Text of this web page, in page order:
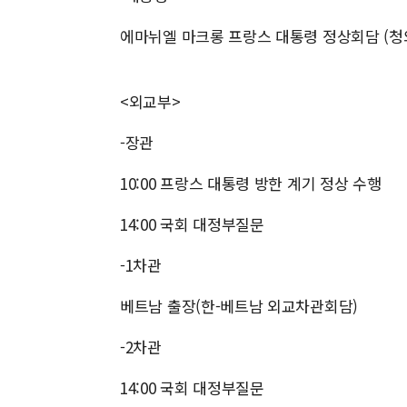
에마뉘엘 마크롱 프랑스 대통령 정상회담 (
<외교부>
-장관
10:00 프랑스 대통령 방한 계기 정상 수행
14:00 국회 대정부질문
-1차관
베트남 출장(한-베트남 외교차관회담)
-2차관
14:00 국회 대정부질문